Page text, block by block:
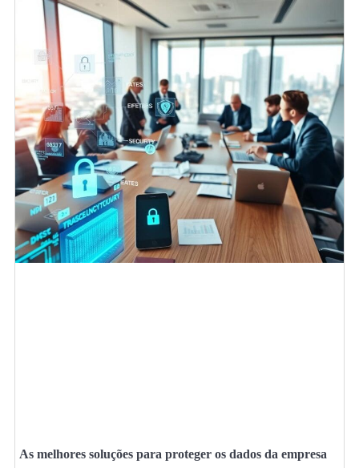
As melhores soluções para proteger os dados da empresa